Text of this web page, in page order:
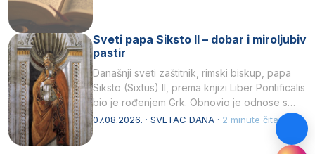
Sveti papa Siksto II – dobar i miroljubiv
pastir
Današnji sveti zaštitnik, rimski biskup, papa
Siksto (Sixtus) II, prema knjizi Liber Pontificalis
bio je rođenjem Grk. Obnovio je odnose s
afričkim…
07.08.2026. · SVETAC DANA · 2 minute čitanja